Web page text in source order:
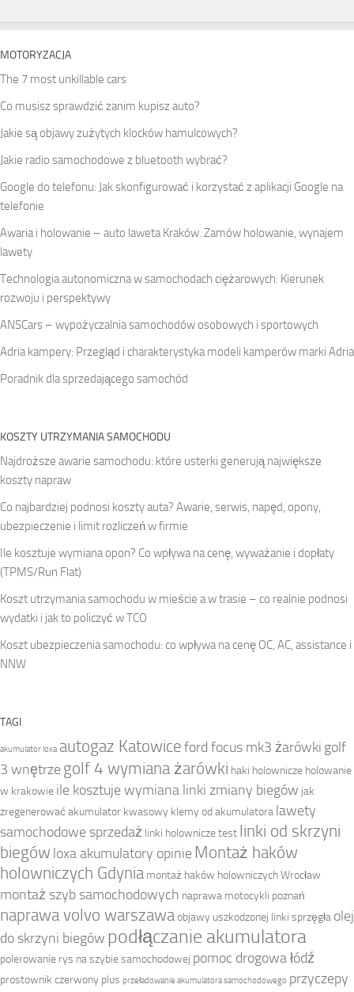
MOTORYZACJA
The 7 most unkillable cars
Co musisz sprawdzić zanim kupisz auto?
Jakie są objawy zużytych klocków hamulcowych?
Jakie radio samochodowe z bluetooth wybrać?
Google do telefonu: Jak skonfigurować i korzystać z aplikacji Google na
telefonie
Awaria i holowanie – auto laweta Kraków. Zamów holowanie, wynajem
lawety
Technologia autonomiczna w samochodach ciężarowych: Kierunek
rozwoju i perspektywy
ANSCars – wypożyczalnia samochodów osobowych i sportowych
Adria kampery: Przegląd i charakterystyka modeli kamperów marki Adria
Poradnik dla sprzedającego samochód
KOSZTY UTRZYMANIA SAMOCHODU
Najdroższe awarie samochodu: które usterki generują największe
koszty napraw
Co najbardziej podnosi koszty auta? Awarie, serwis, napęd, opony,
ubezpieczenie i limit rozliczeń w firmie
Ile kosztuje wymiana opon? Co wpływa na cenę, wyważanie i dopłaty
(TPMS/Run Flat)
Koszt utrzymania samochodu w mieście a w trasie – co realnie podnosi
wydatki i jak to policzyć w TCO
Koszt ubezpieczenia samochodu: co wpływa na cenę OC, AC, assistance i
NNW
TAGI
akumulator loxa autogaz Katowiceford focus mk3 żarówki golf
3 wnętrzegolf 4 wymiana żarówki haki holownicze holowanie
w krakowie ile kosztuje wymiana linki zmiany biegów jak
zregenerować akumulator kwasowy klemy od akumulatora lawety
samochodowe sprzedaż linki holownicze test linki od skrzyni
biegów loxa akumulatory opinieMontaż haków
holowniczych Gdynia montaż haków holowniczych Wrocław
montaż szyb samochodowych naprawa motocykli poznań
naprawa volvo warszawaobjawy uszkodzonej linki sprzęgła olej
do skrzyni biegów podłączanie akumulatora
polerowanie rys na szybie samochodowej pomoc drogowa łódź
prostownik czerwony plus przeładowanie akumulatora samochodowego przyczepy